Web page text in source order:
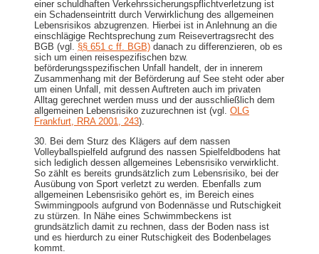
einer schuldhaften Verkehrssicherungspflichtverletzung ist
ein Schadenseintritt durch Verwirklichung des allgemeinen
Lebensrisikos abzugrenzen. Hierbei ist in Anlehnung an die
einschlägige Rechtsprechung zum Reisevertragsrecht des
BGB (vgl. §§ 651 c ff. BGB) danach zu differenzieren, ob es
sich um einen reisespezifischen bzw.
beförderungsspezifischen Unfall handelt, der in innerem
Zusammenhang mit der Beförderung auf See steht oder aber
um einen Unfall, mit dessen Auftreten auch im privaten
Alltag gerechnet werden muss und der ausschließlich dem
allgemeinen Lebensrisiko zuzurechnen ist (vgl. OLG
Frankfurt, RRA 2001, 243).
30. Bei dem Sturz des Klägers auf dem nassen
Volleyballspielfeld aufgrund des nassen Spielfeldbodens hat
sich lediglich dessen allgemeines Lebensrisiko verwirklicht.
So zählt es bereits grundsätzlich zum Lebensrisiko, bei der
Ausübung von Sport verletzt zu werden. Ebenfalls zum
allgemeinen Lebensrisiko gehört es, im Bereich eines
Swimmingpools aufgrund von Bodennässe und Rutschigkeit
zu stürzen. In Nähe eines Schwimmbeckens ist
grundsätzlich damit zu rechnen, dass der Boden nass ist
und es hierdurch zu einer Rutschigkeit des Bodenbelages
kommt.